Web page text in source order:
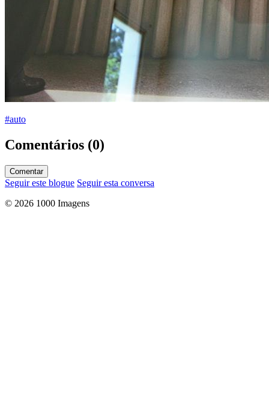
#auto
Comentários (0)
Comentar
Seguir este blogue Seguir esta conversa
© 2026 1000 Imagens